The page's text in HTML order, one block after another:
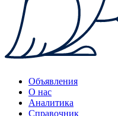
Объявления
О нас
Аналитика
Справочник